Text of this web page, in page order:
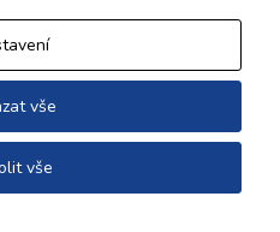
vše
vše
cookies
deaktivovány
nebo
aktivovány.